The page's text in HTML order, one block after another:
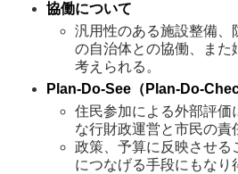
協働について
汎用性のある施設整備、
の自治体との協働、また
考えられる。
Plan-Do-See（Plan-Do-
住民参加による外部評価
な行財政運営と市民の責
政策、予算に反映させる
につなげる手段にもなり